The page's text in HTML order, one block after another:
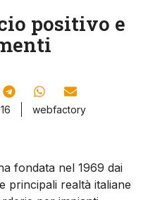
positivo e
webfactory
fondata nel 1969 dai
principali realtà italiane